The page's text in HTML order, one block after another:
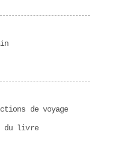
de voyage
du livre